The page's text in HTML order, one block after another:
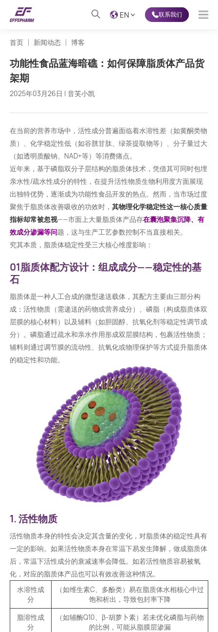
EN 联系我们
首页 新闻动态 博客
功能性食品蓝海暗礁：如何保障脂质体产品货
架期
2025年03月26日 | 音芙小凯
在当前的营养市场中，活性成分普遍面临着水溶性差（如黄酮类物
质）、化学稳定性低（如谷胱甘肽、绿茶提取物等）、分子量过大
（如透明质酸钠、NAD+等）等消费痛点。
近年来，基于磷脂双分子层结构的脂质体技术，凭借其可同时包埋
亲水性/疏水性成分的特性，在提升活性物质生物利用度方面展现
出独特优势，逐渐成为功能性食品开发的热点。然而，当市场过度
聚焦于脂质体改善吸收的功效时， 其物理化学稳定性这一核心质量
指标却常被忽视——市面上大量脂质体产品存在囊泡聚集沉降、有
效成分渗漏等问题，这与生产工艺参数控制不当直接相关。
究其本质，脂质体稳定性受三大核心维度影响：
01脂质体配方设计：组成成分——稳定性的基
石
脂质体是一种人工合成的微型递送载体，其配方主要由三部分构
成：活性物质（需递送的药物或营养成分）、磷脂（构成脂质体双
层膜的核心材料）以及辅料（如胆固醇、抗氧化剂等稳定性调节成
分）。磷脂通过疏水和亲水作用形成双层膜结构，包裹活性物质；
辅料则通过调节膜的流动性、抗氧化或物理保护等方式提升脂质体
的稳定性和功能。
1. 活性物质
活性物质本身的特性会决定其含量的变化，对脂质体的稳定性具有
一定的影响。如果活性物质本身在常温下易发生降解，做成脂质体
后，常温下活性成分的衰减速率会降低。如若活性物质容易被氧
化，对应的脂质体产品也可以有效改善这种情况。
水溶性成
分
（如维生素C、多酚类）易在脂质体水相核心中过
饱和析出，导致包封率下降
脂溶性成
分
（如辅酶Q10、β-胡萝卜素）若未优化磷脂与药物
的比例，可能从脂膜层渗漏